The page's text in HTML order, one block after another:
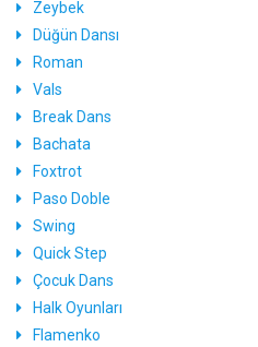
Zeybek
Düğün Dansı
Roman
Vals
Break Dans
Bachata
Foxtrot
Paso Doble
Swing
Quick Step
Çocuk Dans
Halk Oyunları
Flamenko